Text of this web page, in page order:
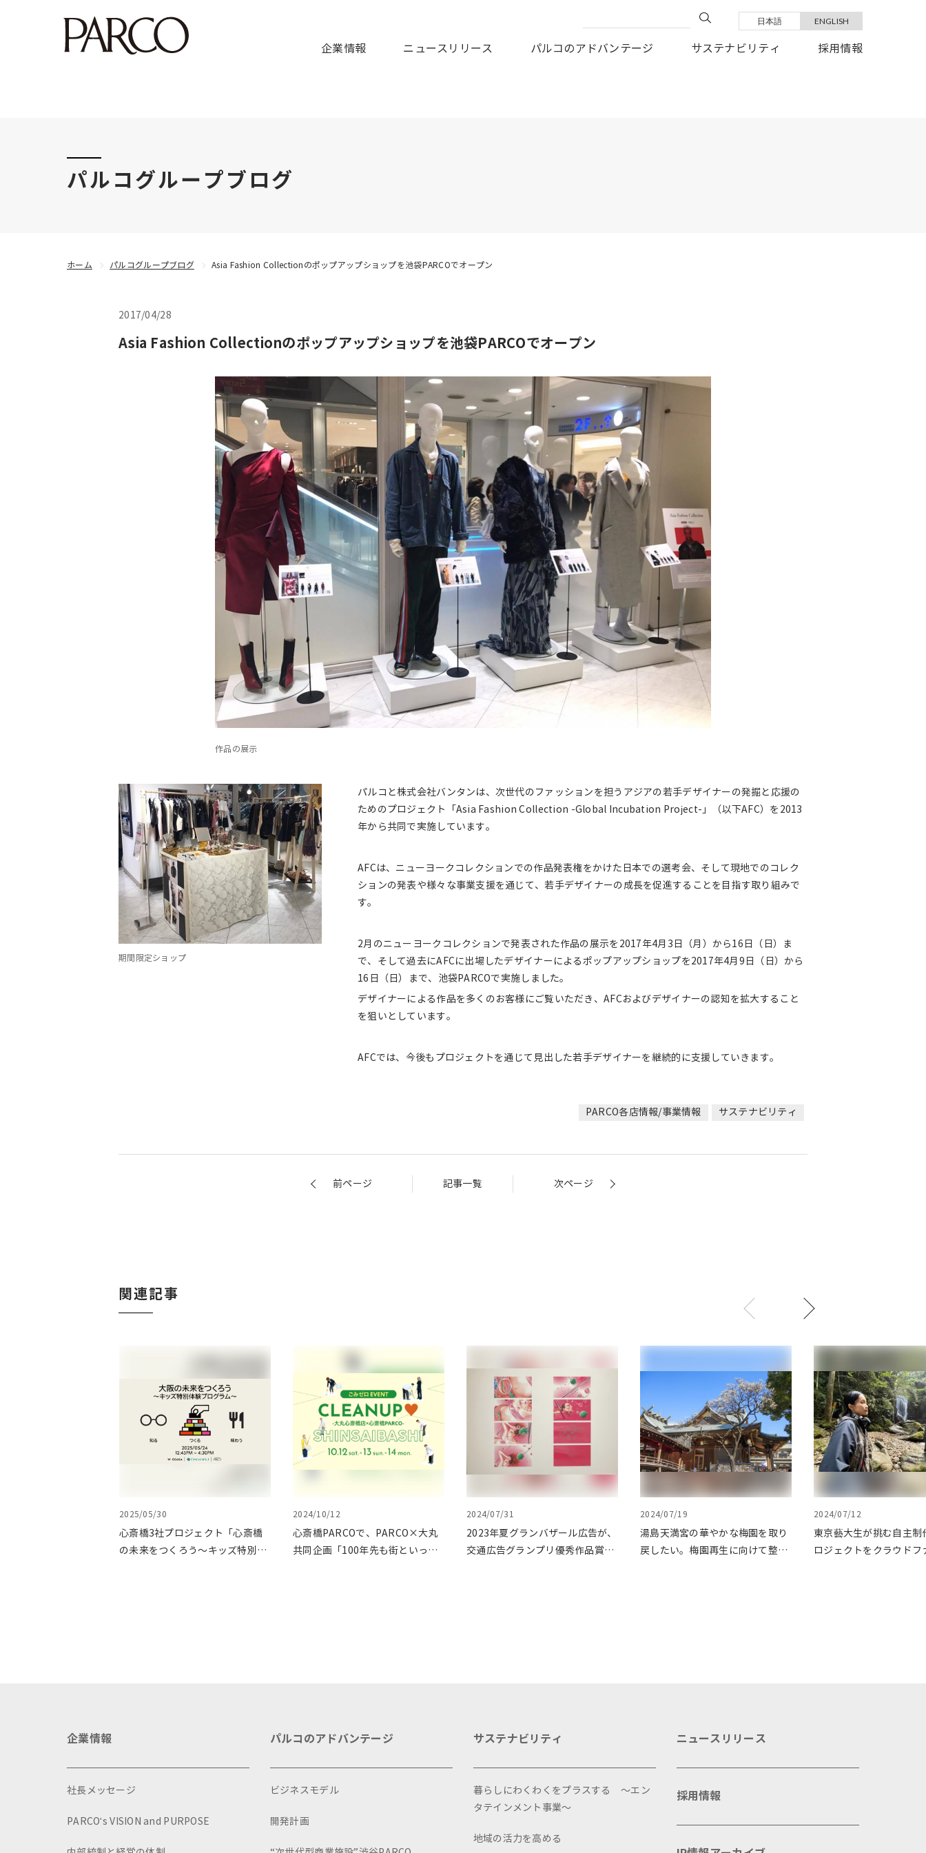
このたびの令和8年熊本地震により被害にあわれた皆様に謹んでお見舞い申しあげますとともに、被災地の一日も早い復旧を、心よりお祈り申しあげます。
日本語 ENGLISH
企業情報 ニュースリリース パルコのアドバンテージ サステナビリティ 採用情報
パルコグループブログ
2017/04/28
Asia Fashion Collectionのポップアップショップを池袋PARCOでオープン
作品の展示
パルコと株式会社バンタンは、次世代のファッションを担うアジアの若手デザイナーの発掘と応援の
ためのプロジェクト「Asia Fashion Collection -Global Incubation Project-」（以下AFC）を2013
年から共同で実施しています。
AFCは、ニューヨークコレクションでの作品発表権をかけた日本での選考会、そして現地でのコレク
ションの発表や様々な事業支援を通じて、若手デザイナーの成長を促進することを目指す取り組みで
す。
2月のニューヨークコレクションで発表された作品の展示を2017年4月3日（月）から16日（日）ま
で、そして過去にAFCに出場したデザイナーによるポップアップショップを2017年4月9日（日）から
16日（日）まで、池袋PARCOで実施しました。
デザイナーによる作品を多くのお客様にご覧いただき、AFCおよびデザイナーの認知を拡大すること
を狙いとしています。
AFCでは、今後もプロジェクトを通じて見出した若手デザイナーを継続的に支援していきます。
期間限定ショップ
PARCO各店情報/事業情報 サステナビリティ
前ページ 記事一覧 次ページ
関連記事
2025/05/30
心斎橋3社プロジェクト「心斎橋
の未来をつくろう～キッズ特別体
2024/10/12
心斎橋PARCOで、PARCO×大丸
共同企画「100年先も街といっし
2024/07/31
2023年夏グランバザール広告が、
交通広告グランプリ優秀作品賞を
2024/07/19
湯島天満宮の華やかな梅園を取り
戻したい。梅園再生に向けて整備
2024/07/12
東京藝大生が挑む自主制
ロジェクトをクラウドフ
ホーム パルコグループブログ Asia Fashion Collectionのポップアップショップを池袋PARCOでオープン
企業情報
社長メッセージ
PARCO's VISION and PURPOSE
パルコのアドバンテージ
ビジネスモデル
開発計画
サステナビリティ
暮らしにわくわくをプラスする ～エン
タテインメント事業～
地域の活力を高める
ニュースリリース
採用情報